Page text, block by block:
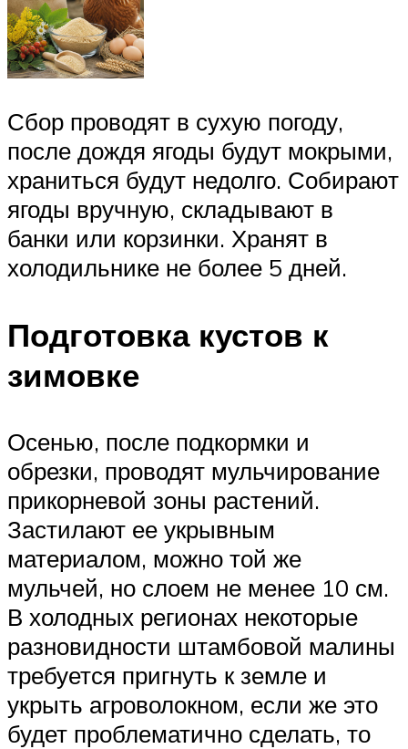
Сбор проводят в сухую погоду,
после дождя ягоды будут мокрыми,
храниться будут недолго. Собирают
ягоды вручную, складывают в
банки или корзинки. Хранят в
холодильнике не более 5 дней.
Подготовка кустов к
зимовке
Осенью, после подкормки и
обрезки, проводят мульчирование
прикорневой зоны растений.
Застилают ее укрывным
материалом, можно той же
мульчей, но слоем не менее 10 см.
В холодных регионах некоторые
разновидности штамбовой малины
требуется пригнуть к земле и
укрыть агроволокном, если же это
будет проблематично сделать, то